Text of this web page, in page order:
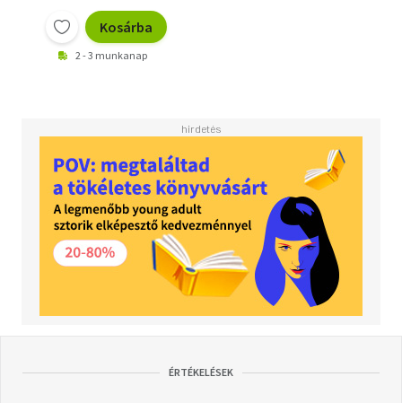
Kosárba
2 - 3 munkanap
ÉRTÉKELÉSEK